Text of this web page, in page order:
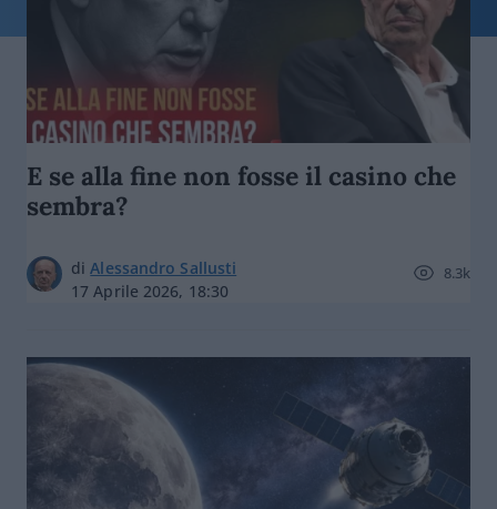
E se alla fine non fosse il casino che
sembra?
diAlessandro Sallusti
17 Aprile 2026, 18:30
8.3k